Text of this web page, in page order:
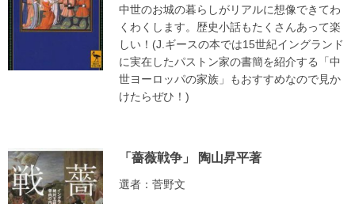
中世のお城の暮らしがリアルに想像できてわ
くわくします。歴史小話もたくさんあって楽
しい！(J.ギースの本では15世紀イングランド
に実在したパストン家の書簡を紹介する「中
世ヨーロッパの家族」もおすすめなので見か
けたらぜひ！)
「薔薇戦争」 陶山昇平著
選者：菅野文